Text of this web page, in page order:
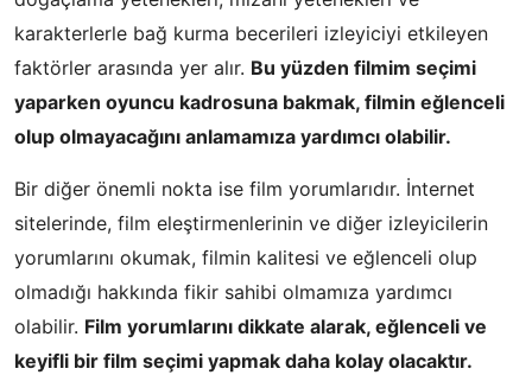
karakterlerle bağ kurma becerileri izleyiciyi etkileyen
faktörler arasında yer alır. Bu yüzden filmim seçimi
yaparken oyuncu kadrosuna bakmak, filmin eğlenceli
olup olmayacağını anlamamıza yardımcı olabilir.
Bir diğer önemli nokta ise film yorumlarıdır. İnternet
sitelerinde, film eleştirmenlerinin ve diğer izleyicilerin
yorumlarını okumak, filmin kalitesi ve eğlenceli olup
olmadığı hakkında fikir sahibi olmamıza yardımcı
olabilir. Film yorumlarını dikkate alarak, eğlenceli ve
keyifli bir film seçimi yapmak daha kolay olacaktır.